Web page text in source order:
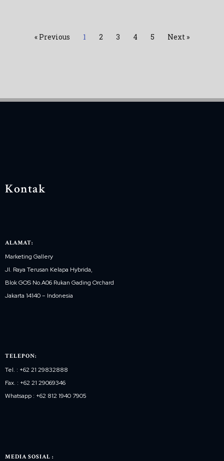
« Previous 1 2 3 4 5 Next »
Kontak
ALAMAT:
Marketing Gallery
Jl. Raya Terusan Kelapa Hybrida,
Blok GOS No.A06 Rukan Gading Orchard
Jakarta 14140 – Indonesia
TELEPON:
Tel. : +62 21 29832888
Fax. : +62 21 29069346
Whatsapp : +62 812 1940 7905
MEDIA SOSIAL :